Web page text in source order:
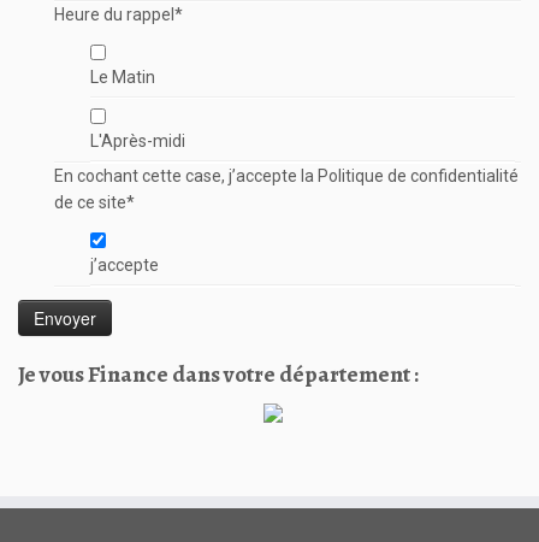
Heure du rappel *
Le Matin
L'Après-midi
En cochant cette case, j’accepte la Politique de confidentialité
de ce site*
j’accepte
Je vous Finance dans votre département :